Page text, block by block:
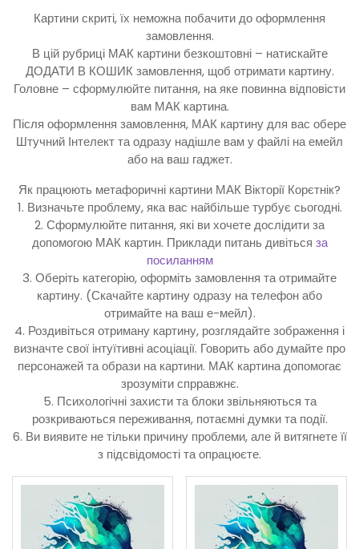
Картини скриті, їх неможна побачити до оформлення
замовлення.
В цій рубриці МАК картини безкоштовні – натискайте
ДОДАТИ В КОШИК замовлення, щоб отримати картину.
Головне – сформулюйте питання, на яке повинна відповісти
вам МАК картина.
Після оформлення замовлення, МАК картину для вас обере
Штучний Інтелект та одразу надішле вам у файлі на емейл
або на ваш гаджет.
Як працюють метафоричні картини МАК Вікторії Корєтнік?
1. Визначьте проблему, яка вас найбільше турбує сьогодні.
2. Сформулюйте питання, які ви хочете дослідити за
допомогою МАК картин. Приклади питань дивіться за
посиланням
3. Оберіть категорію, оформіть замовлення та отримайте
картину. (Скачайте картину одразу на телефон або
отримайте на ваш е-мейл).
4. Роздивіться отриману картину, розглядайте зображення і
визначте свої інтуїтивні асоціації. Говорить або думайте про
персонажей та образи на картини. МАК картина допомогає
зрозуміти спрравжнє.
5. Психологічні захисти та блоки звільняються та
розкриваються переживання, потаємні думки та події.
6. Ви виявите не тільки причину проблеми, але й витягнете її
з підсвідомості та опрацюєте.